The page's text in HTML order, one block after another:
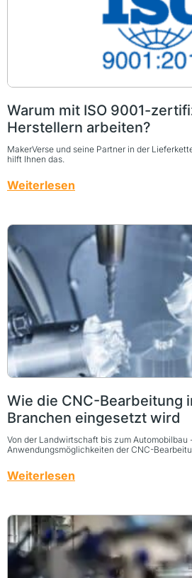
Warum mit ISO 9001-
Herstellern arbeiten?
MakerVerse und seine Partner in der
hilft Ihnen das.
Weiterlesen
Wie die CNC-Bearbeitung
Branchen eingesetzt wird
Von der Landwirtschaft bis zum Automobilbau
Anwendungsmöglichkeiten der CNC-
Weiterlesen